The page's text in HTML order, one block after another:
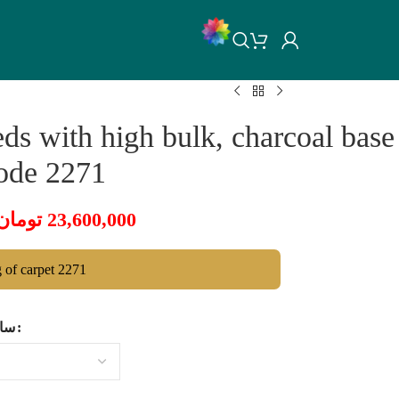
with high bulk, charcoal base
2271
23,600,000
carpet 2271